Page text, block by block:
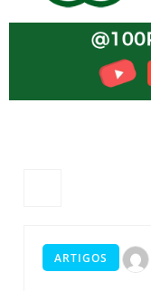
ARTIGOS